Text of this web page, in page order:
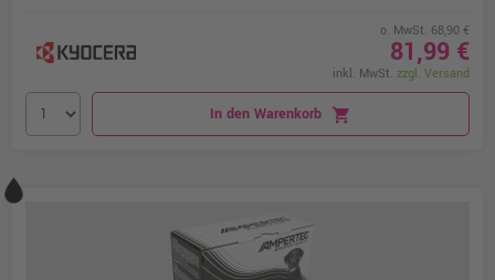
o. MwSt. 68,90 €
81,99 €
inkl. MwSt. zzgl. Versand
In den Warenkorb shopping_cart